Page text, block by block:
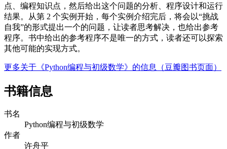
点、编程知识点，然后给出这个问题的分析、程序设计和运行
结果。从第 2 个实例开始，每个实例介绍完后，将会以“挑战
自我”的形式提出一个的问题，让读者思考解决，也给出参考
程序。书中给出的参考程序不是唯一的方式，读者还可以探索
其他可能的实现方式。
更多关于《Python编程与初级数学》的信息（豆瓣图书页面）
书籍信息
书名
Python编程与初级数学
作者
许舟平